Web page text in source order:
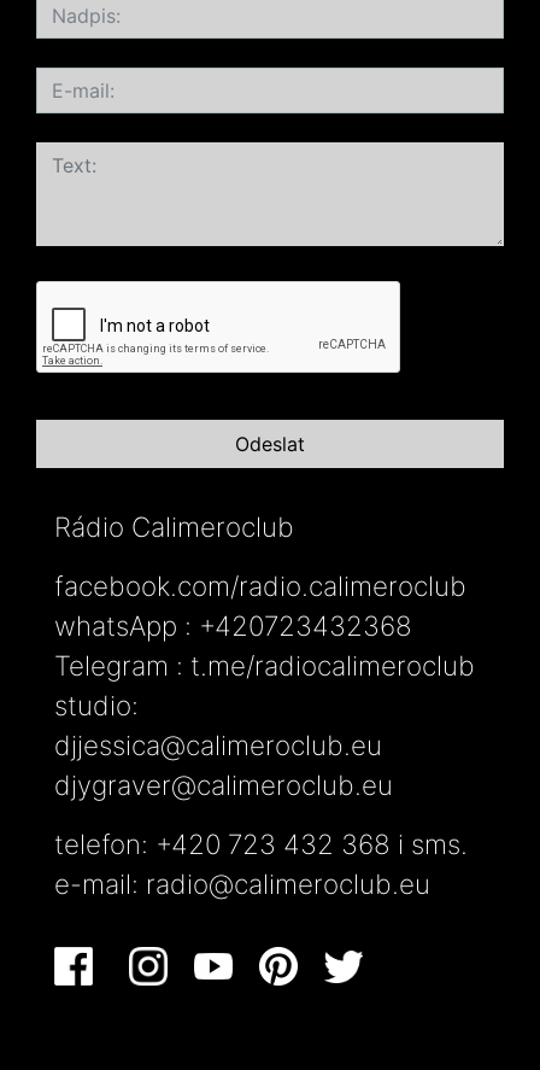
Rádio Calimeroclub
facebook.com/radio.calimeroclub
whatsApp : +420723432368
Telegram : t.me/radiocalimeroclub
studio:
djjessica@calimeroclub.eu
djygraver@calimeroclub.eu
telefon: +420 723 432 368 i sms.
e-mail: radio@calimeroclub.eu